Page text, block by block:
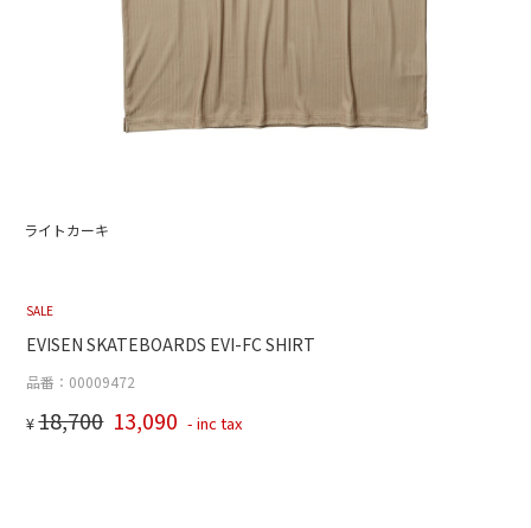
ライトカーキ
SALE
EVISEN SKATEBOARDS EVI-FC SHIRT
品番：00009472
¥18,700 13,090 - inc tax